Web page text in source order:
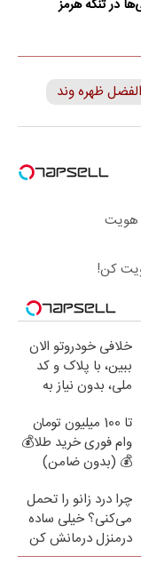
در تنگه هرمز
ظهره وند
خلافی خودروتو الان
ببین، با پلاک و کد
ملی، بدون نیاز به
تا 100 میلیون تومان
وام فوری خرید طلا💰
💰 (بدون ضامن)
چرا درد زانو را تحمل
می‌کنی؟ خیلی ساده
درمنزل درمانش کن